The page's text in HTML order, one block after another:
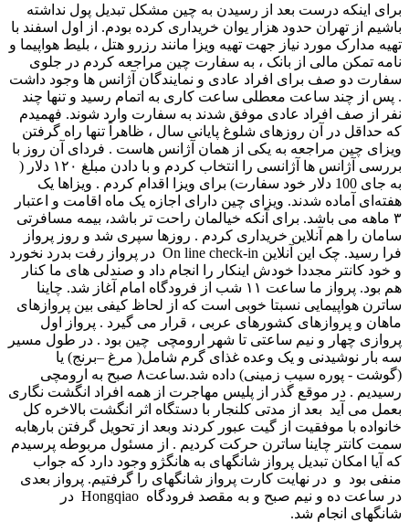
برای اینکه درست بعد از رسیدن به چین مشکل تبدیل پول نداشته
باشیم از تهران حدود هزار یوان خریداری کرده بودم. از اول اسفند با
تهیه مدارک مورد نیاز جهت تهیه ویزا مانند رزرو هتل ، بلیط هواپیما و
نامه تمکن مالی از بانک ، به سفارت چین مراجعه کردم در جلوی
سفارت دو صف برای افراد عادی و نمایندگان آژانس ها وجود داشت
. پس از چند ساعت معطلی ساعت کاری به اتمام رسید و تنها چند
نفر از صف افراد عادی موفق شدند به سفارت وارد شوند. فهمیدم
که حداقل در آن روزهای شلوغ پایانی سال ، ظاهراً تنها راه گرفتن
ویزای چین مراجعه به یکی از همان آژانس هاست . فردای آن روز با
بررسی آژانس ها آژانسی را انتخاب کردم و با دادن مبلغ ۱۲۰ دلار (
به جای 100 دلار خود سفارت) برای ویزا اقدام کردم . ویزاها یک
هفته‌ای آماده شدند. ویزای چین دارای اجازه یک ماه اقامت و اعتبار
۳ ماهه می ­باشد. برای آنکه خیالمان راحت تر باشد، بیمه مسافرتی
سامان را هم آنلاین خریداری کردم . روزها سپری شد و روز پرواز
فرا رسید. چک این آنلاین On line check-in در پرواز رفت بدرد نخورد
و خود کانتر مجددا خودش اینکار را انجام داد و صندلی های ما کنار
هم بود. پرواز ما ساعت ۱۱ شب از فرودگاه امام آغاز شد. چاینا
ساترن هواپیمایی نسبتا خوبی است که از لحاظ کیفی بین پروازهای
ماهان و پروازهای کشورهای عربی ، قرار می­ گیرد . پرواز اول
پروازی چهار و نیم ساعتی تا شهر ارومچی چین بود . در طول مسیر
سه بار نوشیدنی و یک وعده غذای گرم شامل( مرغ –برنج) یا
(گوشت - پوره سیب زمینی) داده شد.ساعت۸ صبح به ارومچی
رسیدیم . در موقع گذر از پلیس مهاجرت از همه افراد انگشت نگاری
بعمل می آید بعد از مدتی کلنجار با دستگاه اثر انگشت بالاخره کل
خانواده با موفقیت از گیت عبور کردند وبعد از تحویل گرفتن بارهابه
سمت کانتر چاینا ساترن حرکت کردیم . از مسئول مربوطه پرسیدم
که آیا امکان تبدیل پرواز شانگهای به هانگژو وجود دارد که جواب
منفی بود و در نهایت کارت پرواز شانگهای را گرفتیم. پرواز بعدی
در ساعت ده و نیم صبح و به مقصد فرودگاه Hongqiao در
شانگهای انجام شد.